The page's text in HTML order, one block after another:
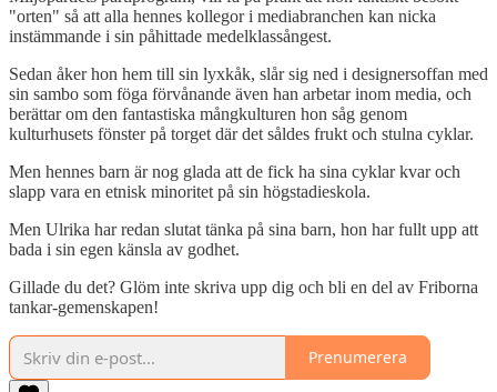
"orten" så att alla hennes kollegor i mediabranchen kan nicka
instämmande i sin påhittade medelklassångest.
Sedan åker hon hem till sin lyxkåk, slår sig ned i designersoffan med
sin sambo som föga förvånande även han arbetar inom media, och
berättar om den fantastiska mångkulturen hon såg genom
kulturhusets fönster på torget där det såldes frukt och stulna cyklar.
Men hennes barn är nog glada att de fick ha sina cyklar kvar och
slapp vara en etnisk minoritet på sin högstadieskola.
Men Ulrika har redan slutat tänka på sina barn, hon har fullt upp att
bada i sin egen känsla av godhet.
Gillade du det? Glöm inte skriva upp dig och bli en del av Friborna
tankar-gemenskapen!
Prenumerera